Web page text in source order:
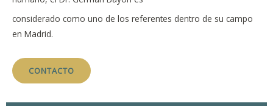
considerado como uno de los referentes dentro de su campo
en Madrid.
CONTACTO